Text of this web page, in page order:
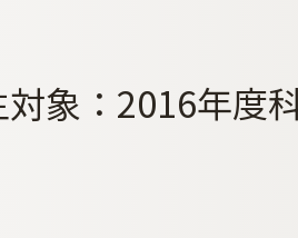
対象：2016年度